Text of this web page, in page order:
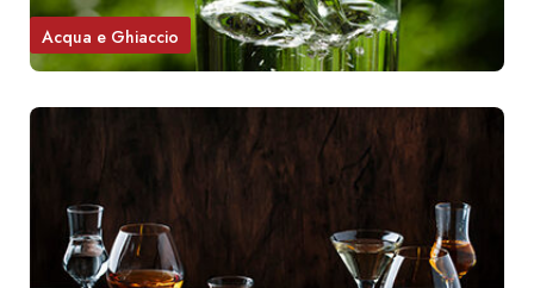
Acqua e Ghiaccio